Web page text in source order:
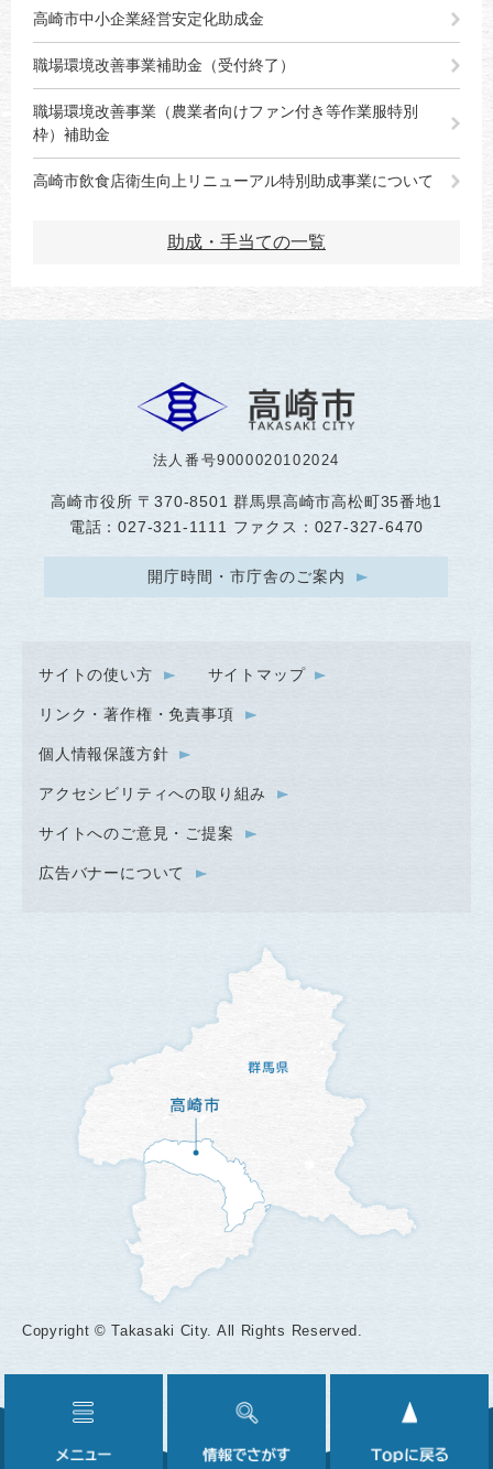
高崎市中小企業経営安定化助成金
職場環境改善事業補助金（受付終了）
職場環境改善事業（農業者向けファン付き等作業服特別
枠）補助金
高崎市飲食店衛生向上リニューアル特別助成事業について
助成・手当ての一覧
法人番号9000020102024
高崎市役所 〒370-8501 群馬県高崎市高松町35番地1
電話：027-321-1111 ファクス：027-327-6470
開庁時間・市庁舎のご案内
サイトの使い方 サイトマップ
リンク・著作権・免責事項
個人情報保護方針
アクセシビリティへの取り組み
サイトへのご意見・ご提案
広告バナーについて
Copyright © Takasaki City. All Rights Reserved.